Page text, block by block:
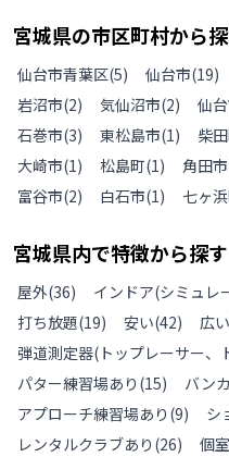
宮城県の市区町村から
仙台市青葉区(5) 仙台市(19)
岩沼市(2) 気仙沼市(2) 仙
石巻市(3) 東松島市(1) 柴
大崎市(1) 松島町(1) 角田市
富谷市(2) 白石市(1) 七ヶ
宮城県内で特徴から探す
屋外(36) インドア(シミュレ
打ち放題(19) 安い(42) 広
弾道測定器(トップレーサー、
パター練習場あり (15) バン
アプローチ練習場あり (9) シ
レンタルクラブあり (26) 個